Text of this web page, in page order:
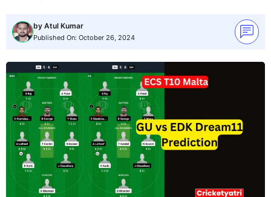
by Atul Kumar
Published On: October 26, 2024